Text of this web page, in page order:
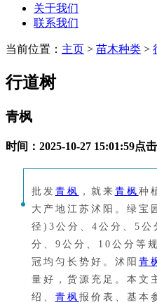
关于我们
联系我们
当前位置： 主页 > 苗木种类 >
行道树
青枫
时间： 2025-10-27 15:01:59点
批发 青枫 ，就来 青枫 种
大产地江苏沭阳。绿宝
径)3公分、4公分、5公
分、9公分、10公分等
冠均匀长势好。沭阳 青
量好，货源充足。本文
绍、 青枫 报价表、基本